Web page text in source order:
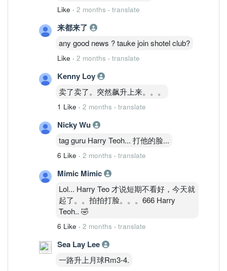
Like · 2 months · translate
来都来了
any good news ? tauke join shotel club?
Like · 2 months · translate
Kenny Loy
卖了卖了。突然飙升上来。。。
1 Like · 2 months · translate
Nicky Wu
tag guru Harry Teoh... 打他的脸...
6 Like · 2 months · translate
Mimic Mimic
Lol... Harry Teo 才说短期不看好，今天就
起了。。拍拍打脸。。。666 Harry
Teoh.. 🤣
6 Like · 2 months · translate
Sea Lay Lee
一路升上月球Rm3-4.